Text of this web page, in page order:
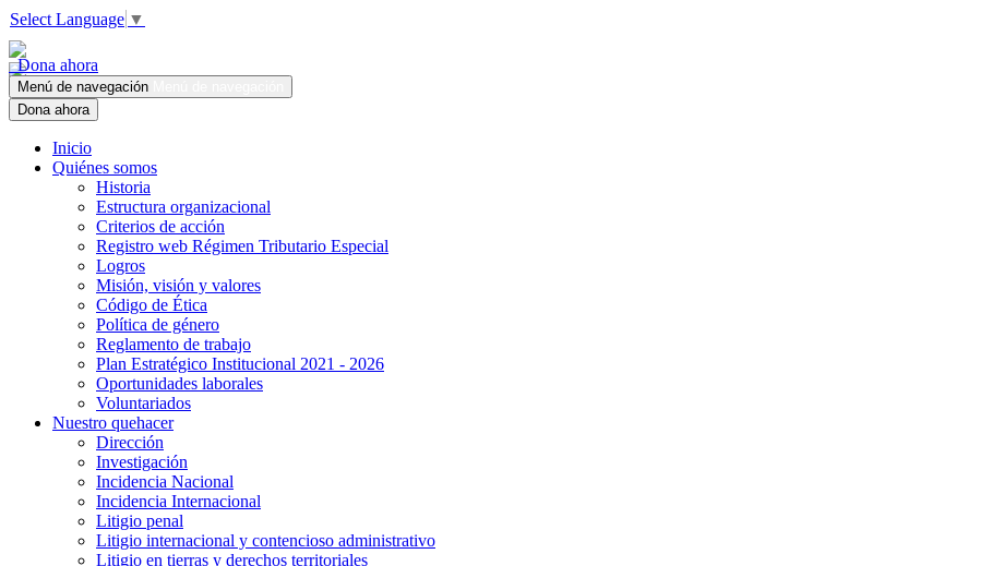
Select Language ▼
Dona ahora
Menú de navegación
Dona ahora
Inicio
Quiénes somos
Historia
Estructura organizacional
Criterios de acción
Registro web Régimen Tributario Especial
Logros
Misión, visión y valores
Código de Ética
Política de género
Reglamento de trabajo
Plan Estratégico Institucional 2021 - 2026
Oportunidades laborales
Voluntariados
Nuestro quehacer
Dirección
Investigación
Incidencia Nacional
Incidencia Internacional
Litigio penal
Litigio internacional y contencioso administrativo
Litigio en tierras y derechos territoriales